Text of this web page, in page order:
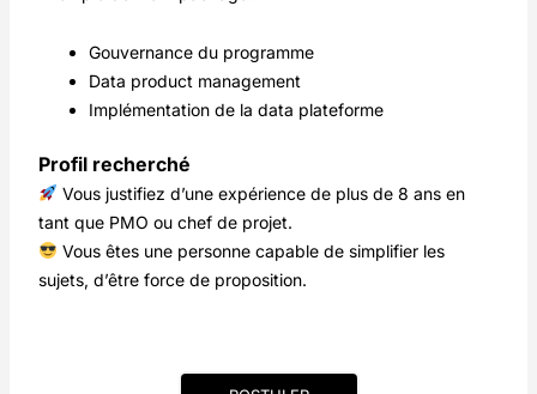
Gouvernance du programme
Data product management
Implémentation de la data plateforme
Profil recherché
Vous justifiez d’une expérience de plus de 8 ans en
tant que PMO ou chef de projet.
Vous êtes une personne capable de simplifier les
sujets, d’être force de proposition.